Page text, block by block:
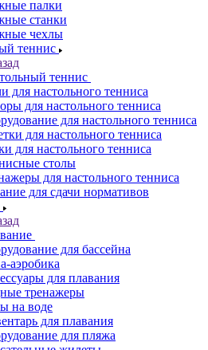
палки
станки
чехлы
теннис
теннис
для настольного тенниса
для настольного тенниса
для настольного тенниса
для настольного тенниса
для настольного тенниса
столы
для настольного тенниса
для сдачи нормативов
для бассейна
аэробика
для плавания
тренажеры
на воде
для плавания
для пляжа